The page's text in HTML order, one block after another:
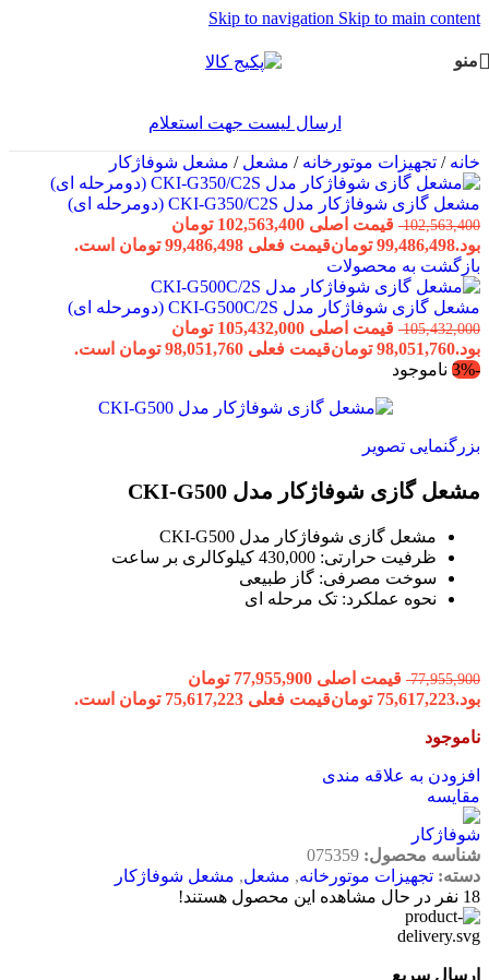
Skip to navigation Skip to main content
منو
ارسال لیست جهت استعلام
خانه/ تجهیزات موتورخانه/ مشعل/ مشعل شوفاژکار
مشعل گازی شوفاژکار مدل CKI-G350/C2S (دومرحله ای)
102,563,400
قیمت اصلی 102,563,400 تومان
بود.99,486,498 تومانقیمت فعلی 99,486,498 تومان است.
بازگشت به محصولات
مشعل گازی شوفاژکار مدل CKI-G500C/2S (دومرحله ای)
105,432,000
قیمت اصلی 105,432,000 تومان
بود.98,051,760 تومانقیمت فعلی 98,051,760 تومان است.
-3%
ناموجود
بزرگنمایی تصویر
مشعل گازی شوفاژکار مدل CKI-G500
مشعل گازی شوفاژکار مدل CKI-G500
ظرفیت حرارتی: 430,000 کیلوکالری بر ساعت
سوخت مصرفی: گاز طبیعی
نحوه عملکرد: تک مرحله ای
77,955,900
قیمت اصلی 77,955,900 تومان
بود.75,617,223 تومانقیمت فعلی 75,617,223 تومان است.
ناموجود
افزودن به علاقه مندی
مقایسه
شناسه محصول: 075359
دسته: تجهیزات موتورخانه, مشعل, مشعل شوفاژکار
18 نفر در حال مشاهده این محصول هستند!
ارسال سریع